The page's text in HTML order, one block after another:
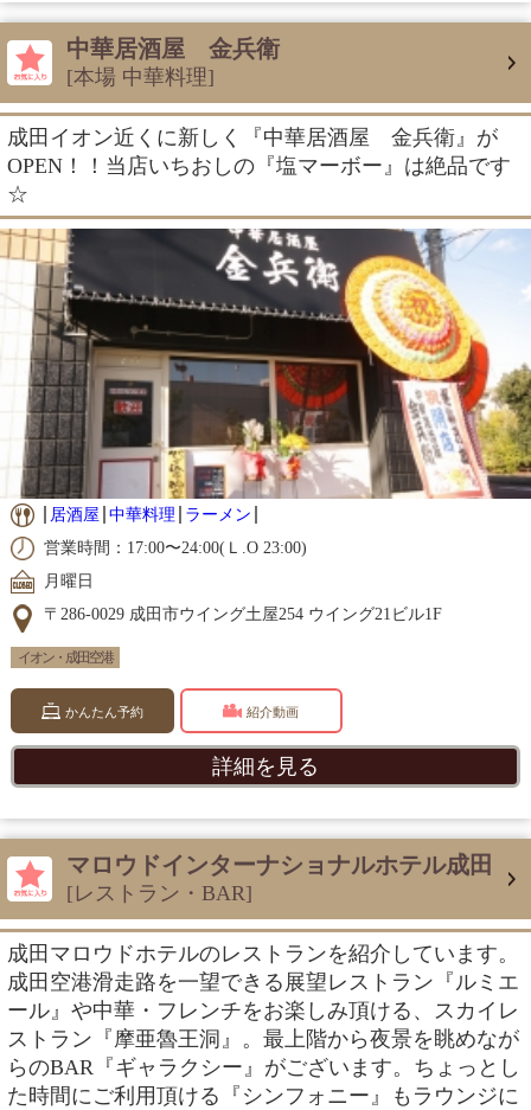
中華居酒屋 金兵衛
[本場 中華料理]
成田イオン近くに新しく『中華居酒屋 金兵衛』が
OPEN！！当店いちおしの『塩マーボー』は絶品です
☆
居酒屋 中華料理
ラーメン
営業時間：17:00〜24:00(Ｌ.O 23:00)
月曜日
〒286-0029 成田市ウイング土屋254 ウイング21ビル1F
イオン・成田空港
かんたん予約 紹介動画
詳細を見る
マロウドインターナショナルホテル成田
[レストラン・BAR]
成田マロウドホテルのレストランを紹介しています。
成田空港滑走路を一望できる展望レストラン『ルミエ
ール』や中華・フレンチをお楽しみ頂ける、スカイレ
ストラン『摩亜魯王洞』。最上階から夜景を眺めなが
らのBAR『ギャラクシー』がございます。ちょっとし
た時間にご利用頂ける『シンフォニー』もラウンジに